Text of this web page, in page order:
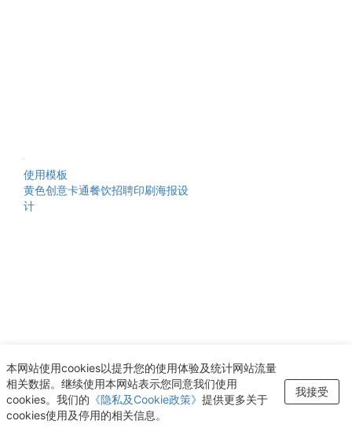
使用模板
黄色创意卡通餐饮招聘印刷海报设
计
本网站使用cookies以提升您的使用体验及统计网站流量
相关数据。继续使用本网站表示您同意我们使用
cookies。我们的 《隐私及Cookie政策》 提供更多关于
cookies使用及停用的相关信息。
我接受